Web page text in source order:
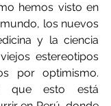
hemos visto en
los nuevos
y la ciencia
estereotipos
por optimismo.
que esto está